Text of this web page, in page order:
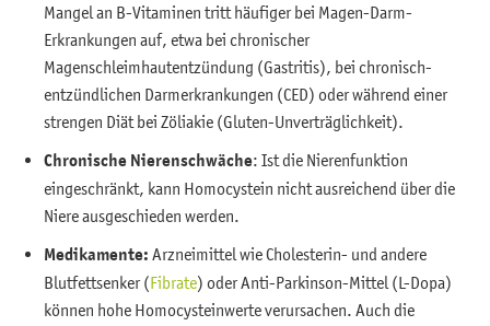
Mangel an B-Vitaminen tritt häufiger bei Magen-Darm-
Erkrankungen auf, etwa bei chronischer
Magenschleimhautentzündung (Gastritis), bei chronisch-
entzündlichen Darmerkrankungen (CED) oder während einer
strengen Diät bei Zöliakie (Gluten-Unverträglichkeit).
Chronische Nierenschwäche: Ist die Nierenfunktion
eingeschränkt, kann Homocystein nicht ausreichend über die
Niere ausgeschieden werden.
Medikamente: Arzneimittel wie Cholesterin- und andere
Blutfettsenker (Fibrate) oder Anti-Parkinson-Mittel (L-Dopa)
können hohe Homocysteinwerte verursachen. Auch die